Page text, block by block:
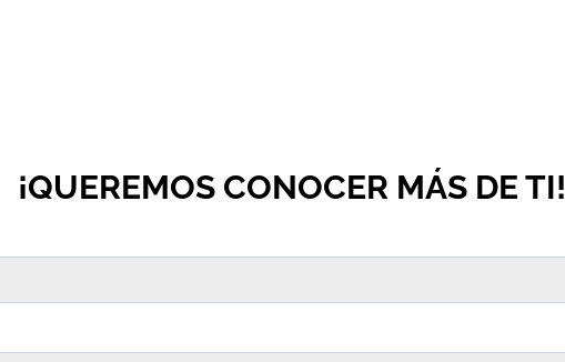
¡QUEREMOS CONOCER MÁS DE TI!